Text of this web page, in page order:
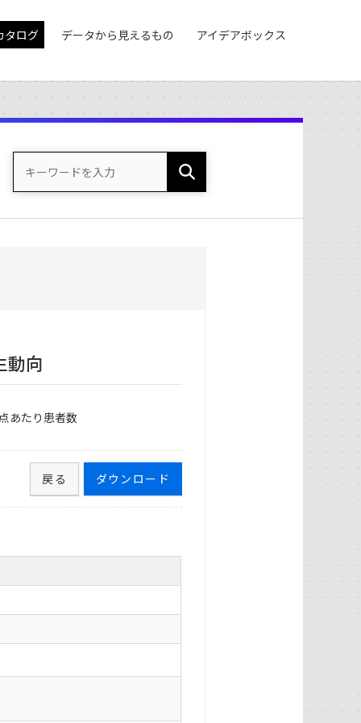
タログ データから見えるもの アイデアボックス
動向
あたり患者数
ダウンロード
戻る